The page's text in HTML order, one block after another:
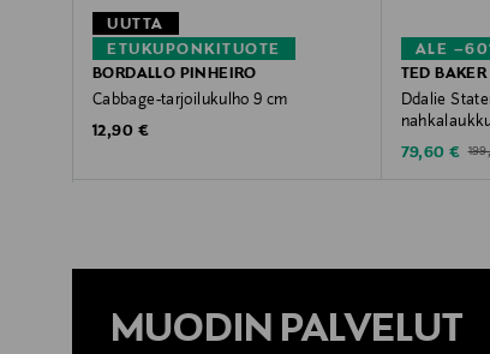
ETUKUPONKITUOTE
UUTTA
BORDALLO PINHEIRO
Cabbage-tarjoilukulho 9 cm
Original Price
12,90 €
ALE
TED
Ddalie
Discounted
79,60 €
MUODIN PALVELUT